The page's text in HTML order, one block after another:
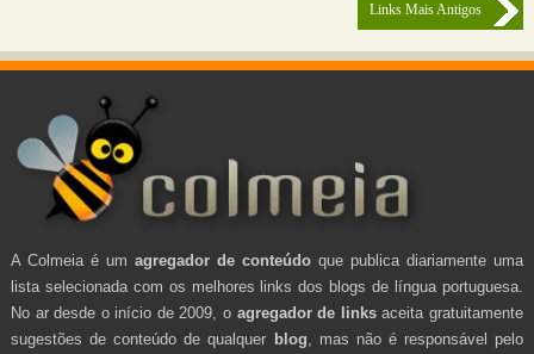
Links Mais Antigos
A Colmeia é um agregador de conteúdo que publica diariamente uma
lista selecionada com os melhores links dos blogs de língua portuguesa.
No ar desde o início de 2009, o agregador de linksaceita gratuitamente
sugestões de conteúdo de qualquer blog , mas não é responsável pelo